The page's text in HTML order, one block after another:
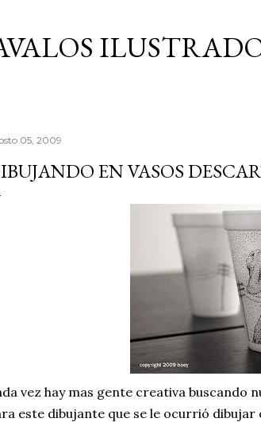
05, 2009
EN VASOS
vez hay mas gente creativa buscando
este dibujante que se le ocurrió dibujar